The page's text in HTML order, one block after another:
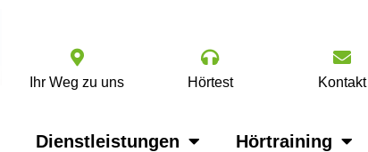
Ihr Weg zu uns Hörtest Kontakt
Dienstleistungen Hörtraining